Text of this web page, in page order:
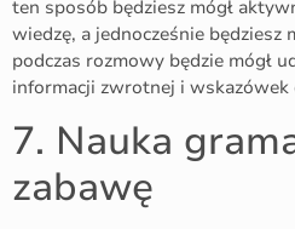
ten sposób będziesz mógł
wiedzę, a jednocześnie będziesz
podczas rozmowy będzie mógł
informacji zwrotnej i wskazówek
7. Nauka
zabawę